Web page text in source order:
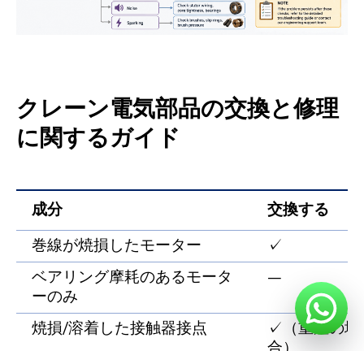
クレーン電気部品の交換と修理
に関するガイド
成分
交換する
巻線が焼損したモーター
✓
ベアリング摩耗のあるモータ
ーのみ
—
焼損/溶着した接触器接点 ✓（重症の場